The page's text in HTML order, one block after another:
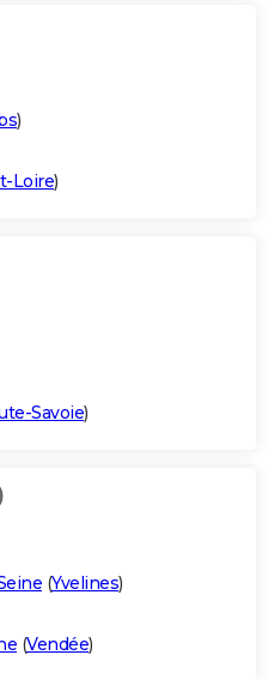
)
Loire)
Savoie)
(Yvelines)
(Vendée)